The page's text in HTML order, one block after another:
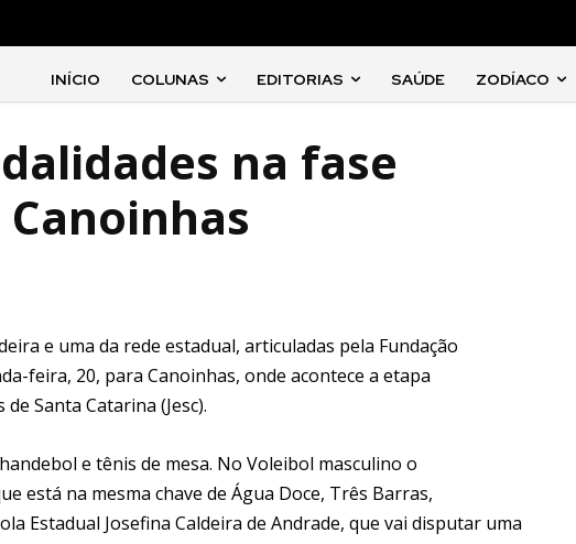
INÍCIO COLUNAS EDITORIAS SAÚDE ZODÍACO
na fase
e uma da rede estadual, articuladas pela Fundação
feira, 20, para Canoinhas, onde acontece a etapa
Santa Catarina (Jesc).
e tênis de mesa. No Voleibol masculino o
está na mesma chave de Água Doce, Três Barras,
Estadual Josefina Caldeira de Andrade, que vai disputar uma